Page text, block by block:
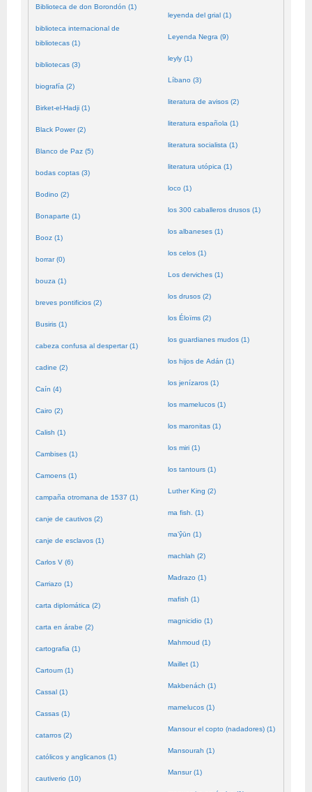
Biblioteca de don Borondón (1)
biblioteca internacional de
bibliotecas (1)
bibliotecas (3)
biografía (2)
Birket-el-Hadji (1)
Black Power (2)
Blanco de Paz (5)
bodas coptas (3)
Bodino (2)
Bonaparte (1)
Booz (1)
borrar (0)
bouza (1)
breves pontificios (2)
Busiris (1)
cabeza confusa al despertar (1)
cadine (2)
Caín (4)
Cairo (2)
Calish (1)
Cambises (1)
Camoens (1)
campaña otromana de 1537 (1)
canje de cautivos (2)
canje de esclavos (1)
Carlos V (6)
Carriazo (1)
carta diplomática (2)
carta en árabe (2)
cartografia (1)
Cartoum (1)
Cassal (1)
Cassas (1)
catarros (2)
católicos y anglicanos (1)
cautiverio (10)
leyenda del grial (1)
Leyenda Negra (9)
leyly (1)
Líbano (3)
literatura de avisos (2)
literatura española (1)
literatura socialista (1)
literatura utópica (1)
loco (1)
los 300 caballeros drusos (1)
los albaneses (1)
los celos (1)
Los derviches (1)
los drusos (2)
los Éloïms (2)
los guardianes mudos (1)
los hijos de Adán (1)
los jenízaros (1)
los mamelucos (1)
los maronitas (1)
los miri (1)
los tantours (1)
Luther King (2)
ma fish. (1)
ma’ŷūn (1)
machlah (2)
Madrazo (1)
mafish (1)
magnicidio (1)
Mahmoud (1)
Maillet (1)
Makbenách (1)
mamelucos (1)
Mansour el copto (nadadores) (1)
Mansourah (1)
Mansur (1)